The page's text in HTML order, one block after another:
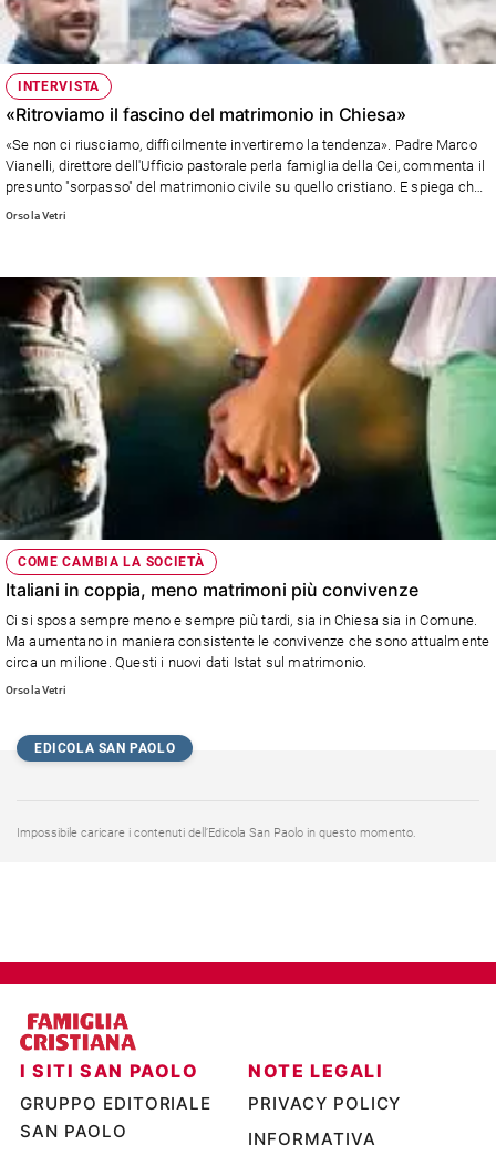
Genitori
e
figli
Nonni
Coppia
Scuola
e
giovani
Bioetica
Vai
Riflessioni
Video
Privacy
Policy
Chi
Redazione
Social
INTERVISTA
«Ritroviamo il fascino del matrimonio in Chiesa»
«Se non ci riusciamo, difficilmente invertiremo la tendenza». Padre Marco
Vianelli, direttore dell'Ufficio pastorale perla famiglia della Cei, commenta il
presunto "sorpasso" del matrimonio civile su quello cristiano. E spiega che
cosa sono e perchè sono sbagliate le nozze "take away"
Orsola Vetri
COME CAMBIA LA SOCIETÀ
Italiani in coppia, meno matrimoni più convivenze
Ci si sposa sempre meno e sempre più tardi, sia in Chiesa sia in Comune.
Ma aumentano in maniera consistente le convivenze che sono attualmente
circa un milione. Questi i nuovi dati Istat sul matrimonio.
Orsola Vetri
EDICOLA SAN PAOLO
Impossibile caricare i contenuti dell’Edicola San Paolo in questo momento.
I SITI SAN PAOLO
GRUPPO EDITORIALE
SAN PAOLO
NOTE LEGALI
PRIVACY POLICY
INFORMATIVA